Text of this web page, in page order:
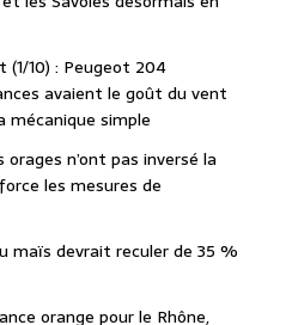
(1/10) : Peugeot 204
avaient le goût du vent
mécanique simple
orages n’ont pas inversé la
les mesures de
maïs devrait reculer de 35 %
orange pour le Rhône,